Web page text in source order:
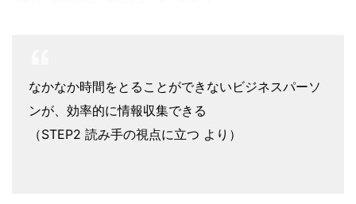
なかなか時間をとることができないビジネスパーソ
ンが、効率的に情報収集できる
（STEP2 読み手の視点に立つ より）